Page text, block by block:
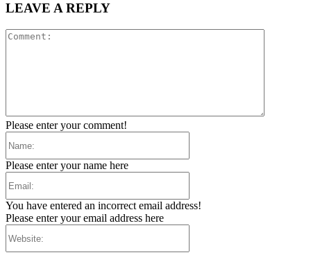
LEAVE A REPLY
Please enter your comment!
Please enter your name here
You have entered an incorrect email address!
Please enter your email address here